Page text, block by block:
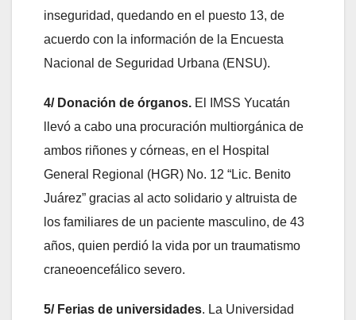
inseguridad, quedando en el puesto 13, de
acuerdo con la información de la Encuesta
Nacional de Seguridad Urbana (ENSU).
4/ Donación de órganos. El IMSS Yucatán
llevó a cabo una procuración multiorgánica de
ambos riñones y córneas, en el Hospital
General Regional (HGR) No. 12 “Lic. Benito
Juárez” gracias al acto solidario y altruista de
los familiares de un paciente masculino, de 43
años, quien perdió la vida por un traumatismo
craneoencefálico severo.
5/ Ferias de universidades. La Universidad